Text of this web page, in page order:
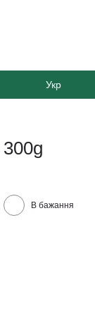
Укр
В бажання